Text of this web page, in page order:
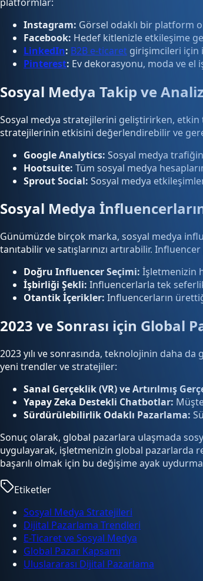
Instagram: Görsel odaklı bir platform
Facebook: Hedef kitlenizle etkileşime
LinkedIn: B2B e-ticaret girişimcileri için
Pinterest: Ev dekorasyonu, moda ve
Sosyal Medya Takip ve
Sosyal medya stratejilerini geliştirirken, etkin
stratejilerinin etkisini değerlendirebilir ve
Google Analytics: Sosyal medya
Hootsuite: Tüm sosyal medya
Sprout Social: Sosyal medya
Sosyal Medya
Günümüzde birçok marka, sosyal medya
tanıtabilir ve satışlarınızı artırabilir.
Doğru Influencer Seçimi: İşletmenizin
İşbirliği Şekli: Influencerlarla tek
Otantik İçerikler: Influencerların
2023 ve Sonrası için Global
2023 yılı ve sonrasında, teknolojinin daha
yeni trendler ve stratejiler:
Sanal Gerçeklik (VR) ve Artırılmış
Yapay Zeka Destekli Chatbotlar:
Sürdürülebilirlik Odaklı Pazarlama:
Sonuç olarak, global pazarlara ulaşmada
uygulayarak, işletmenizin global pazarlarda
başarılı olmak için bu değişime ayak
Etiketler
Sosyal Medya Stratejileri
Dijital Pazarlama Trendleri
E-Ticaret ve Sosyal Medya
Global Pazar Kapsamı
Uluslararası Dijital Pazarlama